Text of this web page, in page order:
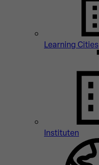
Learning Cities
Instituten